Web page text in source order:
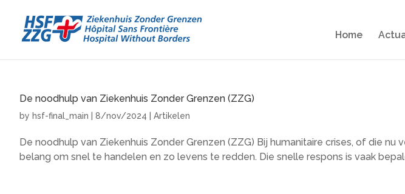
Home
De noodhulp van Ziekenhuis Zonder Grenzen (ZZG)
by hsf-final_main 8/nov/2024 Artikelen
De noodhulp van Ziekenhuis Zonder Grenzen (ZZG) Bij humanitaire crises, of die
belang om snel te handelen en zo levens te redden. Die snelle respons is vaak